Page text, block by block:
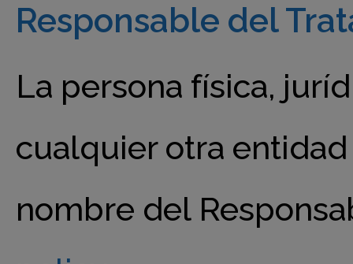
Responsable del
La persona física,
cualquier otra
nombre del